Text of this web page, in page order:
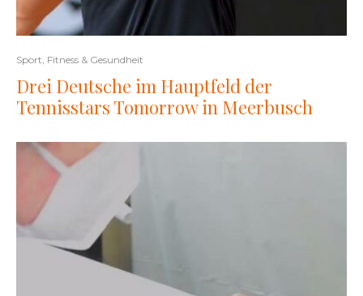
Sport, Fitness & Gesundheit
Drei Deutsche im Hauptfeld der
Tennisstars Tomorrow in Meerbusch